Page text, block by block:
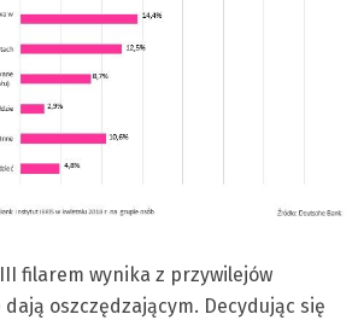
filarem wynika z przywilejów
oszczędzającym. Decydując się